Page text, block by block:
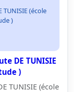
TUNISIE (école
)
DE TUNISIE
)
TUNISIE (école